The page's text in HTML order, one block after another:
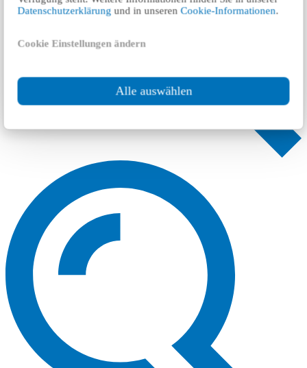
Datenschutzerklärung und in unserenCookie-Informationen.
Cookie Einstellungen ändern
Alle auswählen